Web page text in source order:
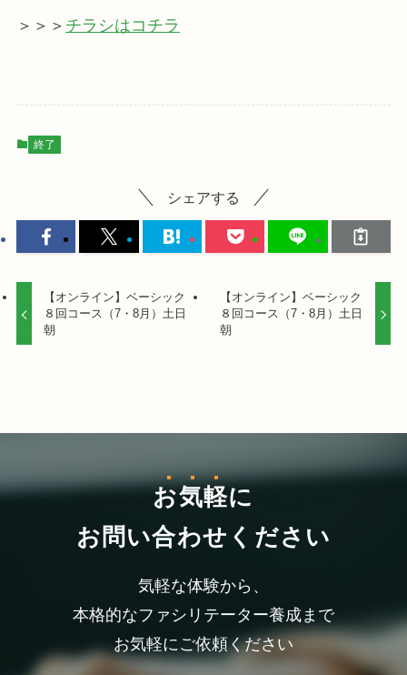
＞＞＞ チラシはコチラ
終了
シェアする
【オンライン】ベーシック
８回コース（7・8月）土日
朝
【オンライン】ベーシック
８回コース（7・8月）土日
朝
お気軽に
お問い合わせください
気軽な体験から、
本格的なファシリテーター養成まで
お気軽にご依頼ください